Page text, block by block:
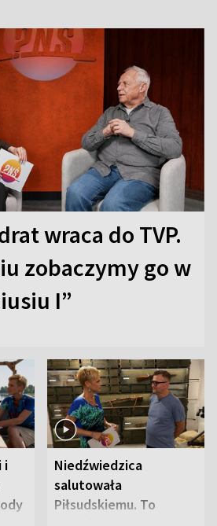
wraca do TVP.
zobaczymy go w
I”
i
Niedźwiedzica
salutowała
Piłsudskiemu. To